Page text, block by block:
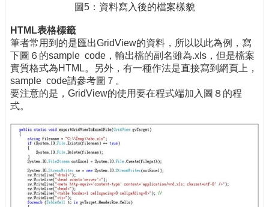
圖5：資料寫入後的檔案樣貌
HTML表格標籤
筆者常用到的是匯出GridView的資料，所以以此為例，寫
下圖６的sample code，輸出檔的副名雖為.xls，但是檔案
實質格式為HTML。另外，有一種作法是直接寫到網頁上，
sample code請參考圖７。
要注意的是，GridView的使用要在程式端加入圖８的程
式。